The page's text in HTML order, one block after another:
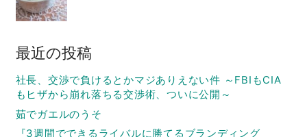
最近の投稿
社長、交渉で負けるとかマジありえない件 ～FBIもCIA
もヒザから崩れ落ちる交渉術、ついに公開～
茹でガエルのうそ
『3週間でできるライバルに勝てるブランディング